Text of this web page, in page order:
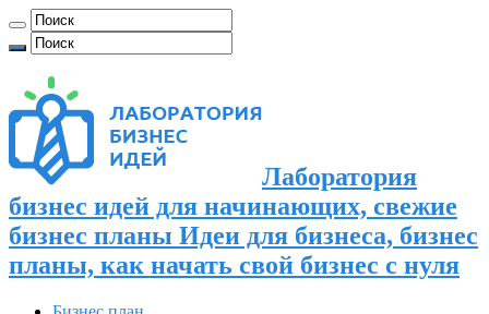
Лаборатория
бизнес идей для начинающих, свежие
бизнес планы Идеи для бизнеса, бизнес
планы, как начать свой бизнес с нуля